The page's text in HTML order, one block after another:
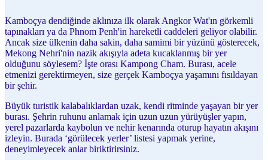
Kamboçya dendiğinde aklınıza ilk olarak Angkor Wat'ın görkemli
tapınakları ya da Phnom Penh'in hareketli caddeleri geliyor olabilir.
Ancak size ülkenin daha sakin, daha samimi bir yüzünü gösterecek,
Mekong Nehri'nin nazik akışıyla adeta kucaklanmış bir yer
olduğunu söylesem? İşte orası Kampong Cham. Burası, acele
etmenizi gerektirmeyen, size gerçek Kamboçya yaşamını fısıldayan
bir şehir.
Büyük turistik kalabalıklardan uzak, kendi ritminde yaşayan bir yer
burası. Şehrin ruhunu anlamak için uzun uzun yürüyüşler yapın,
yerel pazarlarda kaybolun ve nehir kenarında oturup hayatın akışını
izleyin. Burada ‘görülecek yerler’ listesi yapmak yerine,
deneyimleyecek anlar biriktirirsiniz.